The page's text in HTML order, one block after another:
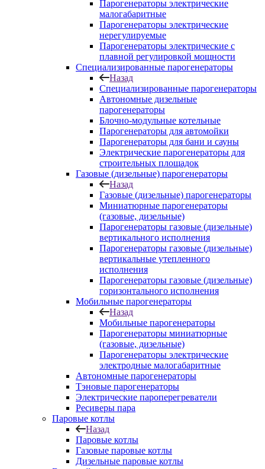
Парогенераторы электрические
малогабаритные
Парогенераторы электрические
нерегулируемые
Парогенераторы электрические с
плавной регулировкой мощности
Специализированные парогенераторы
Назад
Специализированные парогенераторы
Автономные дизельные
парогенераторы
Блочно-модульные котельные
Парогенераторы для автомойки
Парогенераторы для бани и сауны
Электрические парогенераторы для
строительных площадок
Газовые (дизельные) парогенераторы
Назад
Газовые (дизельные) парогенераторы
Миниатюрные парогенераторы
(газовые, дизельные)
Парогенераторы газовые (дизельные)
вертикального исполнения
Парогенераторы газовые (дизельные)
вертикальные утепленного
исполнения
Парогенераторы газовые (дизельные)
горизонтального исполнения
Мобильные парогенераторы
Назад
Мобильные парогенераторы
Парогенераторы миниатюрные
(газовые, дизельные)
Парогенераторы электрические
электродные малогабаритные
Автономные парогенераторы
Тэновые парогенераторы
Электрические пароперегреватели
Ресиверы пара
Паровые котлы
Назад
Паровые котлы
Газовые паровые котлы
Дизельные паровые котлы